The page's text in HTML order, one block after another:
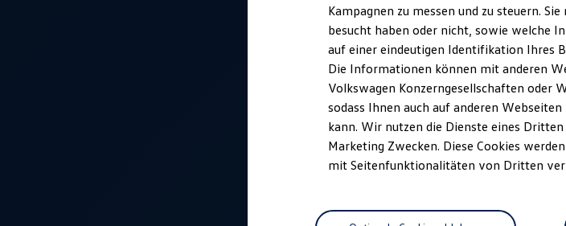
Kampagnen zu messen und zu steuern.
besucht haben oder nicht, sowie welche
auf einer eindeutigen Identifikation Ihres
Die Informationen können mit anderen
Volkswagen Konzerngesellschaften oder
sodass Ihnen auch auf anderen
kann. Wir nutzen die Dienste eines
Marketing Zwecken. Diese Cookies
mit Seitenfunktionalitäten von Dritten